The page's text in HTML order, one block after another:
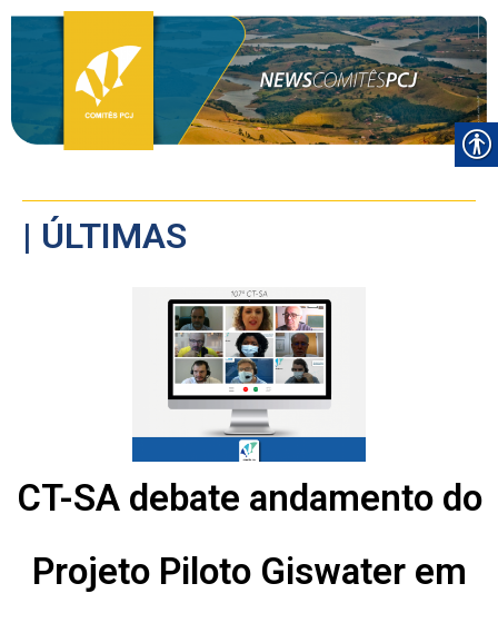
| ÚLTIMAS
CT-SA debate andamento do
Projeto Piloto Giswater em